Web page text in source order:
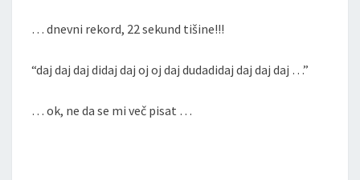
… dnevni rekord, 22 sekund tišine!!!
“daj daj daj didaj daj oj oj daj dudadidaj daj daj daj …”
… ok, ne da se mi več pisat …